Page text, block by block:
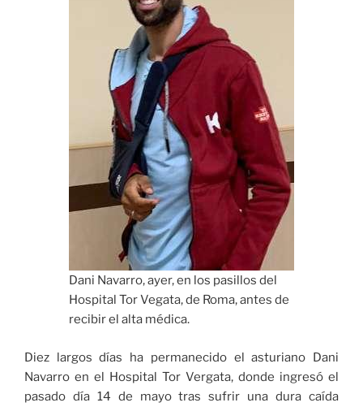
Dani Navarro, ayer, en los pasillos del
Hospital Tor Vegata, de Roma, antes de
recibir el alta médica.
Diez largos días ha permanecido el asturiano Dani
Navarro en el Hospital Tor Vergata, donde ingresó el
pasado día 14 de mayo tras sufrir una dura caída